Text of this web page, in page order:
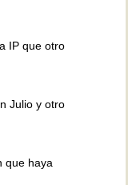
IP que otro
Julio y otro
que haya